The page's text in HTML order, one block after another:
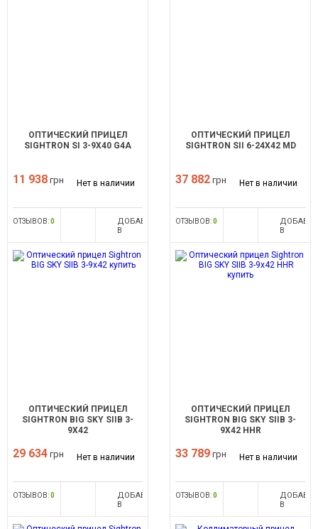
ОПТИЧЕСКИЙ ПРИЦЕЛ
SIGHTRON SI 3-9X40 G4A
11 938 грн Нет в наличии
ОТЗЫВОВ:0
ДОБАВИТЬ
В
ОПТИЧЕСКИЙ ПРИЦЕЛ
SIGHTRON SII 6-24X42 MD
37 882 грн Нет в наличии
ОТЗЫВОВ:0
В
ОПТИЧЕСКИЙ ПРИЦЕЛ
SIGHTRON BIG SKY SIIB 3-
9X42
29 634 грн Нет в наличии
ОТЗЫВОВ:0
ДОБАВИТЬ
В
ОПТИЧЕСКИЙ ПРИЦЕЛ
SIGHTRON BIG SKY SIIB 3-
9X42 HHR
33 789 грн Нет в наличии
ОТЗЫВОВ:0
В